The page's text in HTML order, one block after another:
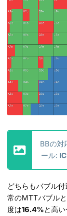
BBの対
ール:
どちらもバブル
常のMTTバブル
度は16.4%と高